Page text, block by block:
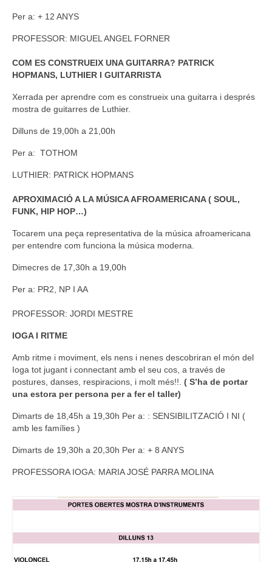
Per a: + 12 ANYS
PROFESSOR: MIGUEL ANGEL FORNER
COM ES CONSTRUEIX UNA GUITARRA? PATRICK
HOPMANS, LUTHIER I GUITARRISTA
Xerrada per aprendre com es construeix una guitarra i després
mostra de guitarres de Luthier.
Dilluns de 19,00h a 21,00h
Per a: TOTHOM
LUTHIER: PATRICK HOPMANS
APROXIMACIÓ A LA MÚSICA AFROAMERICANA ( SOUL,
FUNK, HIP HOP…)
Tocarem una peça representativa de la música afroamericana
per entendre com funciona la música moderna.
Dimecres de 17,30h a 19,00h
Per a: PR2, NP I AA
PROFESSOR: JORDI MESTRE
IOGA I RITME
Amb ritme i moviment, els nens i nenes descobriran el món del
Ioga tot jugant i connectant amb el seu cos, a través de
postures, danses, respiracions, i molt més!!. ( S’ha de portar
una estora per persona per a fer el taller)
Dimarts de 18,45h a 19,30h Per a: : SENSIBILITZACIÓ I NI (
amb les famílies )
Dimarts de 19,30h a 20,30h Per a: + 8 ANYS
PROFESSORA IOGA: MARIA JOSÉ PARRA MOLINA